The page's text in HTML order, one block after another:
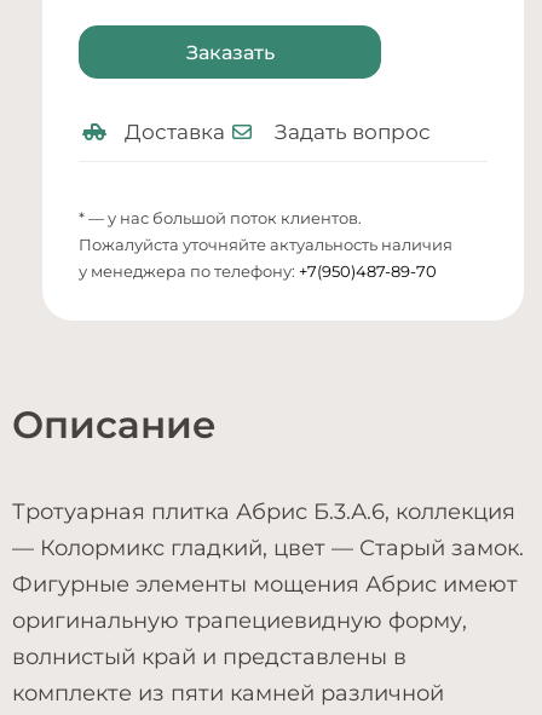
Заказать
Доставка Задать вопрос
* — у нас большой поток клиентов.
Пожалуйста уточняйте актуальность наличия
у менеджера по телефону: +7(950)487-89-70
Описание
Тротуарная плитка Абрис Б.3.А.6, коллекция
— Колормикс гладкий, цвет — Старый замок.
Фигурные элементы мощения Абрис имеют
оригинальную трапециевидную форму,
волнистый край и представлены в
комплекте из пяти камней различной